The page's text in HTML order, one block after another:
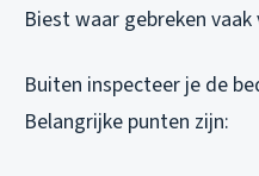
Biest waar gebreken
Buiten inspecteer je de
Belangrijke punten zijn: